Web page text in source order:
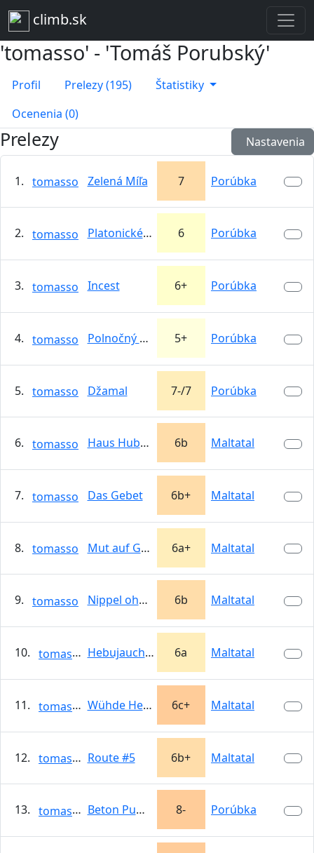
climb.sk
'tomasso' - 'Tomáš Porubský'
Profil Prelezy (195)
Štatistiky
Ocenenia (0)
Prelezy Nastavenia
1. tomasso Zelená Míľa 7 Porúbka
2. tomasso Platonické lásky 6 Porúbka
3. tomasso Incest 6+ Porúbka
4. tomasso Polnočný kovboj 5+ Porúbka
5. tomasso Džamal 7-/7 Porúbka
6. tomasso Haus Huber var. 6b Maltatal
7. tomasso Das Gebet 6b+ Maltatal
8. tomasso Mut auf Getreidebasis 6a+ Maltatal
9. tomasso Nippel ohne Ende 6b Maltatal
10. tomasso Hebujauchznochamol 6a Maltatal
11. tomasso Wühde Hehn 6c+ Maltatal
12. tomasso Route #5 6b+ Maltatal
13. tomasso Beton Pumpa 8- Porúbka